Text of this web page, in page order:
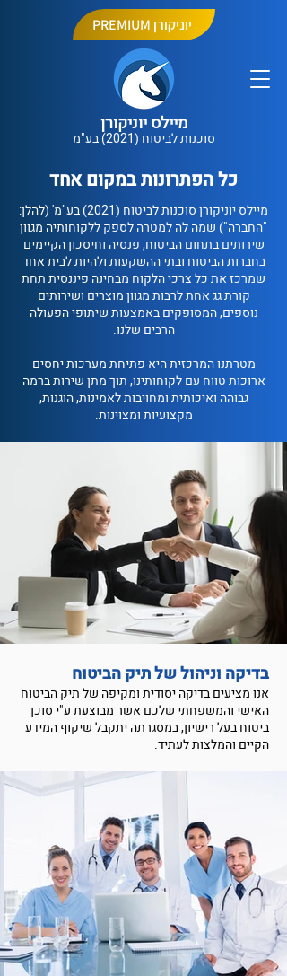
מיילס יוניקורן
סוכנות לביטוח (2021) בע"מ
PREMIUM יוניקורן
כל הפתרונות במקום אחד
מיילס יוניקורן סוכנות לביטוח (2021) בע"מ' (להלן:
"החברה") שמה לה למטרה לספק ללקוחותיה מגוון
שירותים בתחום הביטוח, פנסיה וחיסכון הקיימים
בחברות הביטוח ובתי ההשקעות ולהיות לבית אחד
שמרכז את כל צרכי הלקוח מבחינה פיננסית תחת
קורת גג אחת לרבות מגוון מוצרים ושירותים
נוספים, המסופקים באמצעות שיתופי הפעולה
הרבים שלנו.
מטרתנו המרכזית היא פתיחת מערכות יחסים
ארוכות טווח עם לקוחותינו, תוך מתן שירות ברמה
גבוהה ואיכותית ומחויבות לאמינות, הוגנות,
מקצועיות ומצוינות.
בדיקה וניהול של תיק הביטוח
אנו מציעים בדיקה יסודית ומקיפה של תיק הביטוח
האישי והמשפחתי שלכם אשר מבוצעת ע"י סוכן
ביטוח בעל רישיון, במסגרתה יתקבל שיקוף המידע
הקיים והמלצות לעתיד.